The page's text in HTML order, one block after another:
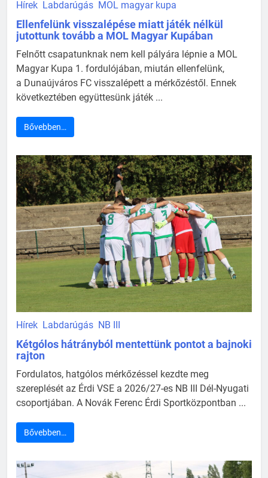
Hírek Labdarúgás MOL magyar kupa
Ellenfelünk visszalépése miatt játék nélkül
jutottunk tovább a MOL Magyar Kupában
Felnőtt csapatunknak nem kell pályára lépnie a MOL
Magyar Kupa 1. fordulójában, miután ellenfelünk,
a Dunaújváros FC visszalépett a mérkőzéstől. Ennek
következtében együttesünk játék ...
Bővebben…
Hírek Labdarúgás NB III
Kétgólos hátrányból mentettünk pontot a bajnoki
rajton
Fordulatos, hatgólos mérkőzéssel kezdte meg
szereplését az Érdi VSE a 2026/27-es NB III Dél-Nyugati
csoportjában. A Novák Ferenc Érdi Sportközpontban ...
Bővebben…